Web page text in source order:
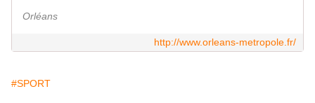
Orléans
http://www.orleans-metropole.fr/
#SPORT